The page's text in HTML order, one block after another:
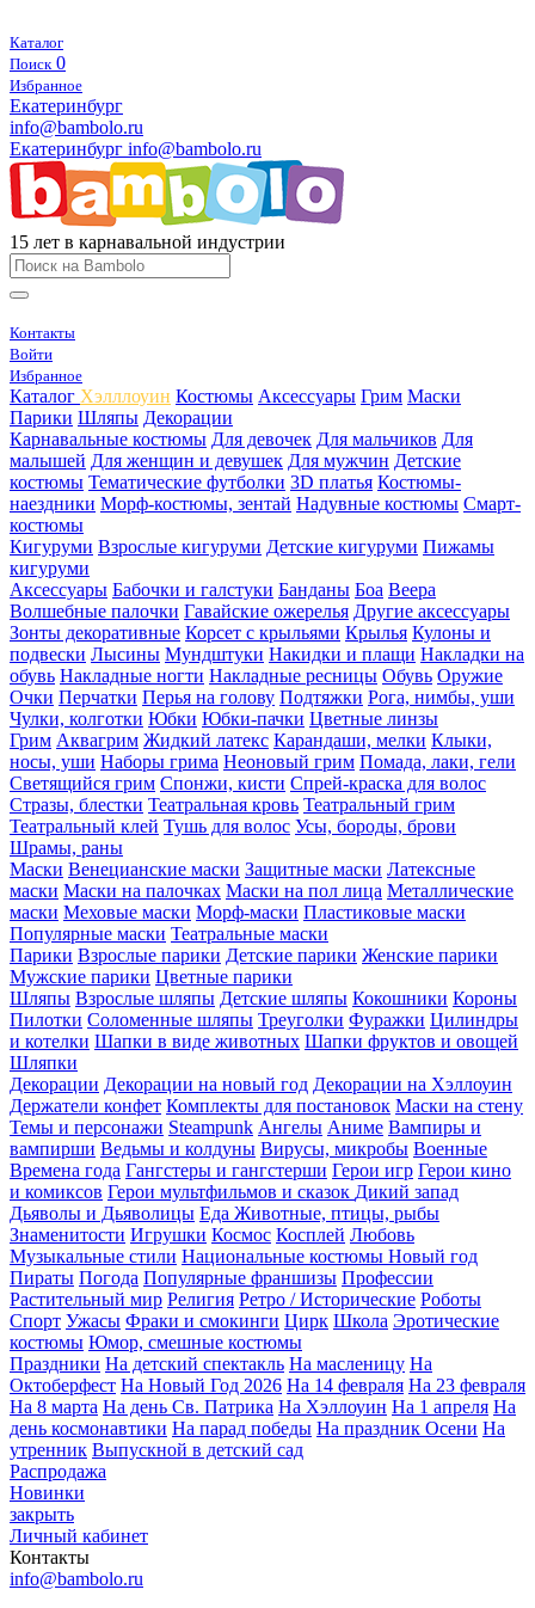
Каталог
Поиск 0
Избранное
Екатеринбург
info@bambolo.ru
Екатеринбург info@bambolo.ru
15 лет в карнавальной индустрии
Контакты
Войти
Избранное
Каталог Хэлллоуин Костюмы Аксессуары Грим Маски
Парики Шляпы Декорации
Карнавальные костюмы Для девочек Для мальчиков Для
малышей Для женщин и девушек Для мужчин Детские
костюмы Тематические футболки 3D платья Костюмы-
наездники Морф-костюмы, зентай Надувные костюмы Смарт-
костюмы
Кигуруми Взрослые кигуруми Детские кигуруми Пижамы
кигуруми
Аксессуары Бабочки и галстуки Банданы Боа Веера
Волшебные палочки Гавайские ожерелья Другие аксессуары
Зонты декоративные Корсет с крыльями Крылья Кулоны и
подвески Лысины Мундштуки Накидки и плащи Накладки на
обувь Накладные ногти Накладные ресницы Обувь Оружие
Очки Перчатки Перья на голову Подтяжки Рога, нимбы, уши
Чулки, колготки Юбки Юбки-пачки Цветные линзы
Грим Аквагрим Жидкий латекс Карандаши, мелки Клыки,
носы, уши Наборы грима Неоновый грим Помада, лаки, гели
Светящийся грим Спонжи, кисти Спрей-краска для волос
Стразы, блестки Театральная кровь Театральный грим
Театральный клей Тушь для волос Усы, бороды, брови
Шрамы, раны
Маски Венецианские маски Защитные маски Латексные
маски Маски на палочках Маски на пол лица Металлические
маски Меховые маски Морф-маски Пластиковые маски
Популярные маски Театральные маски
Парики Взрослые парики Детские парики Женские парики
Мужские парики Цветные парики
Шляпы Взрослые шляпы Детские шляпы Кокошники Короны
Пилотки Соломенные шляпы Треуголки Фуражки Цилиндры
и котелки Шапки в виде животных Шапки фруктов и овощей
Шляпки
Декорации Декорации на новый год Декорации на Хэллоуин
Держатели конфет Комплекты для постановок Маски на стену
Темы и персонажи Steampunk Ангелы Аниме Вампиры и
вампирши Ведьмы и колдуны Вирусы, микробы Военные
Времена года Гангстеры и гангстерши Герои игр Герои кино
и комиксов Герои мультфильмов и сказок Дикий запад
Дьяволы и Дьяволицы Еда Животные, птицы, рыбы
Знаменитости Игрушки Космос Косплей Любовь
Музыкальные стили Национальные костюмы Новый год
Пираты Погода Популярные франшизы Профессии
Растительный мир Религия Ретро / Исторические Роботы
Спорт Ужасы Фраки и смокинги Цирк Школа Эротические
костюмы Юмор, смешные костюмы
Праздники На детский спектакль На масленицу На
Октоберфест На Новый Год 2026 На 14 февраля На 23 февраля
На 8 марта На день Св. Патрика На Хэллоуин На 1 апреля На
день космонавтики На парад победы На праздник Осени На
утренник Выпускной в детский сад
Распродажа
Новинки
закрыть
Личный кабинет
Контакты
info@bambolo.ru